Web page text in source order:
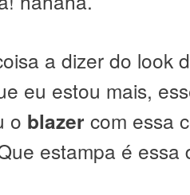
a dizer do look
eu estou mais,
o blazer com essa
estampa é essa